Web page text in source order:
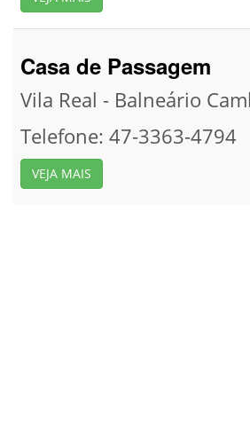
Casa de Passagem
Vila Real - Balneário
Telefone: 47-3363-4794
VEJA MAIS